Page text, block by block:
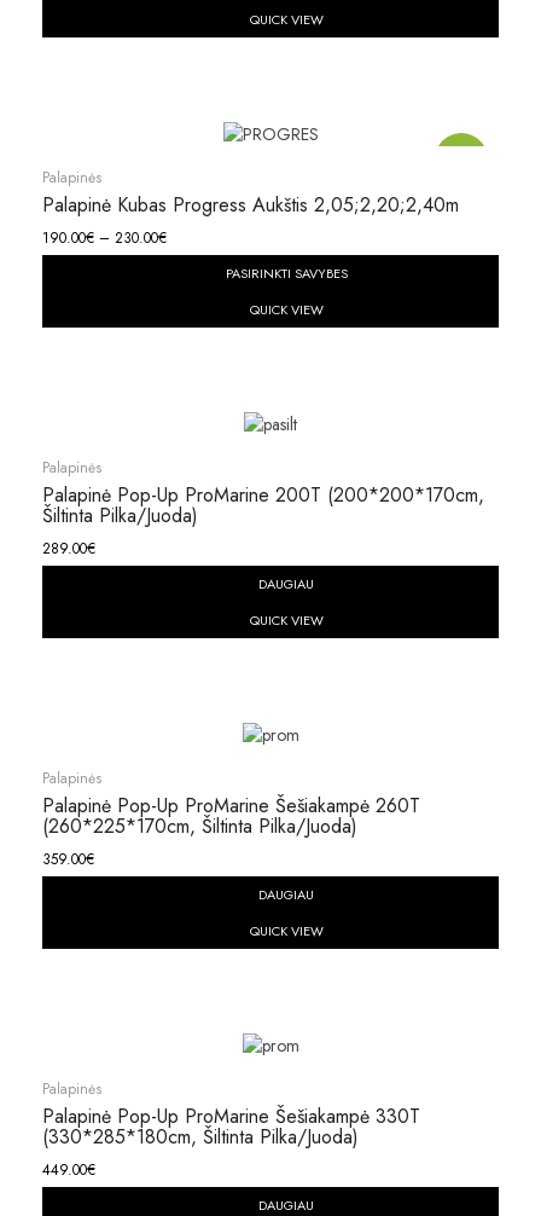
QUICK VIEW
Palapinės
Palapinė Kubas Progress Aukštis 2,05;2,20;2,40m
190.00€ – 230.00€
PASIRINKTI SAVYBES
QUICK VIEW
Palapinės
Palapinė Pop-Up ProMarine 200T (200*200*170cm,
Šiltinta Pilka/juoda)
289.00€
DAUGIAU
QUICK VIEW
Palapinės
Palapinė Pop-Up ProMarine Šešiakampė 260T
(260*225*170cm, Šiltinta Pilka/juoda)
359.00€
DAUGIAU
QUICK VIEW
Palapinės
Palapinė Pop-Up ProMarine Šešiakampė 330T
(330*285*180cm, Šiltinta Pilka/juoda)
449.00€
DAUGIAU